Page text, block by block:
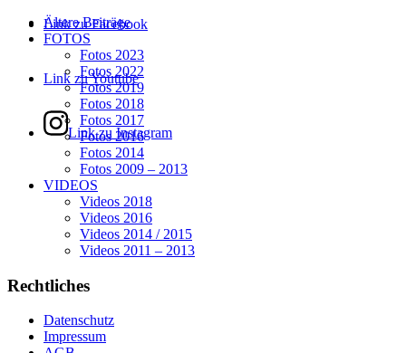
Link zu Facebook
Link zu Youtube
Link zu Instagram
Ältere Beiträge
FOTOS
Fotos 2023
Fotos 2022
Fotos 2019
Fotos 2018
Fotos 2017
Fotos 2016
Fotos 2014
Fotos 2009 – 2013
VIDEOS
Videos 2018
Videos 2016
Videos 2014 / 2015
Videos 2011 – 2013
Rechtliches
Datenschutz
Impressum